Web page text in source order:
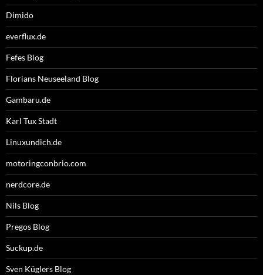
Dimido
everflux.de
Fefes Blog
Florians Neuseeland Blog
Gambaru.de
Karl Tux Stadt
Linuxundich.de
motoringconbrio.com
nerdcore.de
Nils Blog
Pregos Blog
Suckup.de
Sven Küglers Blog